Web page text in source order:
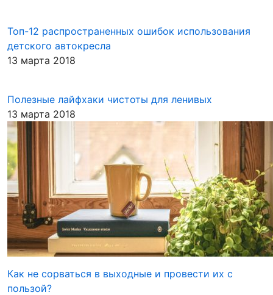
Топ-12 распространенных ошибок использования
детского автокресла
13 марта 2018
Полезные лайфхаки чистоты для ленивых
13 марта 2018
Как не сорваться в выходные и провести их с
пользой?